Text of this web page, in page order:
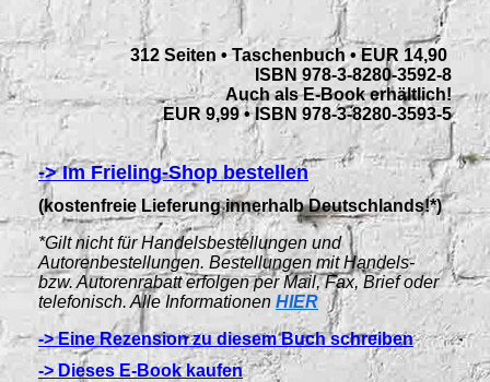
312 Seiten • Taschenbuch • EUR 14,90
ISBN 978-3-8280-3592-8
Auch als E-Book erhältlich!
EUR 9,99 • ISBN 978-3-8280-3593-5
-> Im Frieling-Shop bestellen
(kostenfreie Lieferung innerhalb Deutschlands!*)
*Gilt nicht für Handelsbestellungen und
Autorenbestellungen. Bestellungen mit Handels-
bzw. Autorenrabatt erfolgen per Mail, Fax, Brief oder
telefonisch. Alle Informationen HIER
-> Eine Rezension zu diesem Buch schreiben
-> Dieses E-Book kaufen